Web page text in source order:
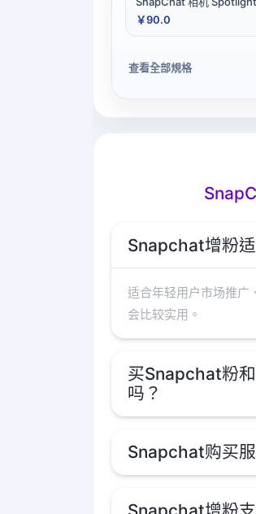
￥90.0
查看全部規格
Snapchat增粉
适合年轻用户市场推广
会比较实用。
买Snapchat粉
吗？
Snapchat购买